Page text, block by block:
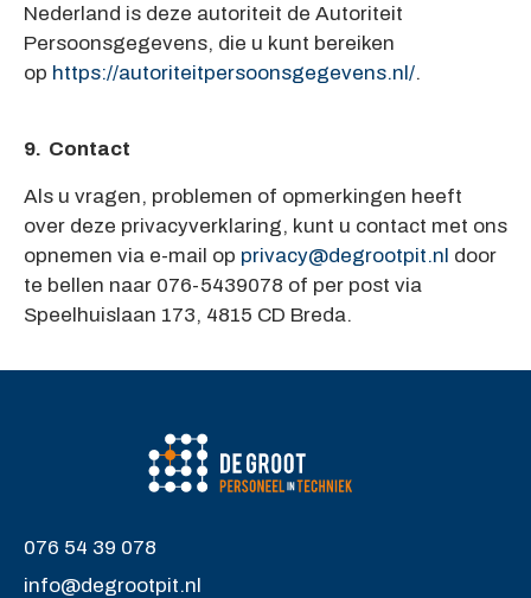
Nederland is deze autoriteit de Autoriteit
Persoonsgegevens, die u kunt bereiken
op https://autoriteitpersoonsgegevens.nl/.
9. Contact
Als u vragen, problemen of opmerkingen heeft
over deze privacyverklaring, kunt u contact met ons
opnemen via e-mail op privacy@degrootpit.nl door
te bellen naar 076-5439078 of per post via
Speelhuislaan 173, 4815 CD Breda.
076 54 39 078
info@degrootpit.nl